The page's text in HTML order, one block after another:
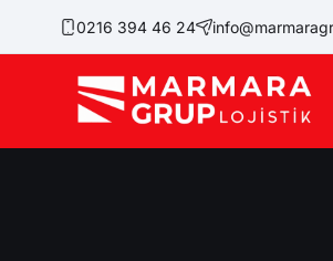
0216 394 46 24